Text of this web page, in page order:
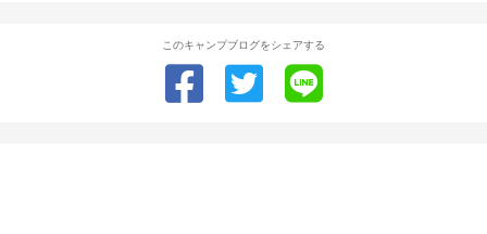
このキャンプブログをシェアする